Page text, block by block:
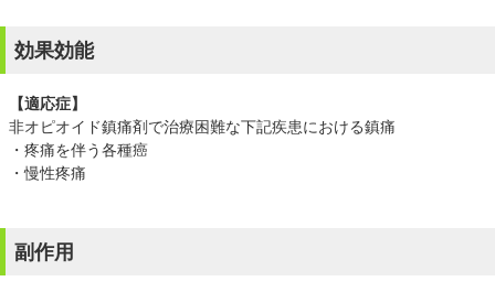
効果効能
【適応症】
非オピオイド鎮痛剤で治療困難な下記疾患における鎮痛
・疼痛を伴う各種癌
・慢性疼痛
副作用